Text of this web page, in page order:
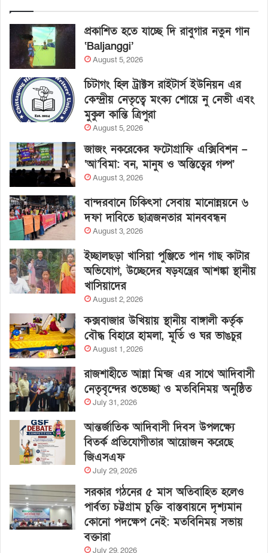
প্রকাশিত হতে যাচ্ছে দি রাবুগার নতুন গান
‘Baljanggi’
August 5, 2026
চিটাগং হিল ট্রাক্টস রাইটার্স ইউনিয়ন এর
কেন্দ্রীয় নেতৃত্বে মংক্য শোয়ে নু নেভী এবং
মুকুল কান্তি ত্রিপুরা
August 5, 2026
জাজং নকরেকের ফটোগ্রাফি এক্সিবিশন –
‘আ’বিমা: বন, মানুষ ও অস্তিত্বের গল্প’
August 3, 2026
বান্দরবানে চিকিৎসা সেবায় মানোন্নয়নে ৬
দফা দাবিতে ছাত্রজনতার মানববন্ধন
August 3, 2026
ইচ্ছালছড়া খাসিয়া পুঞ্জিতে পান গাছ কাটার
অভিযোগ, উচ্ছেদের ষড়যন্ত্রের আশঙ্কা স্থানীয়
খাসিয়াদের
August 2, 2026
কক্সবাজার উখিয়ায় স্থানীয় বাঙ্গালী কর্তৃক
বৌদ্ধ বিহারে হামলা, মূর্তি ও ঘর ভাঙচুর
August 1, 2026
রাজশাহীতে আন্না মিন্জ এর সাথে আদিবাসী
নেতৃবৃন্দের শুভেচ্ছা ও মতবিনিময় অনুষ্ঠিত
July 31, 2026
আন্তর্জাতিক আদিবাসী দিবস উপলক্ষ্যে
বিতর্ক প্রতিযোগীতার আয়োজন করেছে
জিএসএফ
July 29, 2026
সরকার গঠনের ৫ মাস অতিবাহিত হলেও
পার্বত্য চট্টগ্রাম চুক্তি বাস্তবায়নে দৃশ্যমান
কোনো পদক্ষেপ নেই: মতবিনিময় সভায়
বক্তারা
July 29, 2026